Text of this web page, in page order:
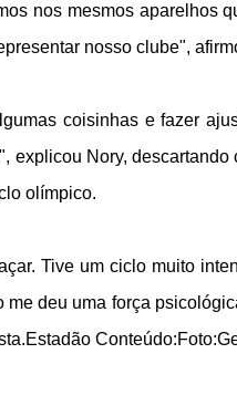
nos mesmos aparelhos
nosso clube",
coisinhas e fazer
explicou Nory,
olímpico.
Tive um ciclo muito
deu uma força
Estadão